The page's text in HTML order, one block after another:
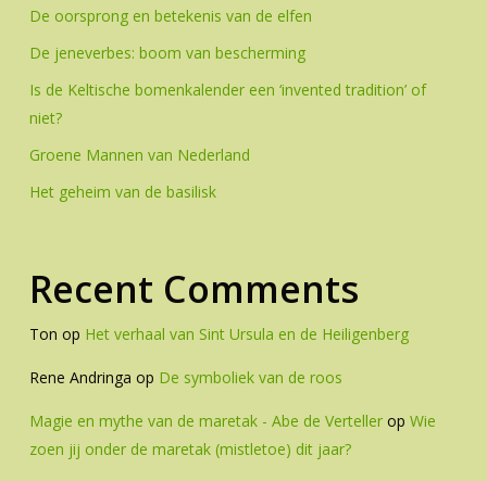
De oorsprong en betekenis van de elfen
De jeneverbes: boom van bescherming
Is de Keltische bomenkalender een ‘invented tradition’ of
niet?
Groene Mannen van Nederland
Het geheim van de basilisk
Recent Comments
Ton op Het verhaal van Sint Ursula en de Heiligenberg
Rene Andringa op De symboliek van de roos
Magie en mythe van de maretak - Abe de Vertellerop Wie
zoen jij onder de maretak (mistletoe) dit jaar?